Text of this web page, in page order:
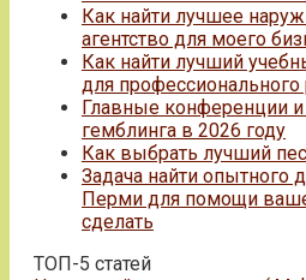
Как найти лучшее
агентство для моего
Как найти лучший
для профессионального
Главные конференции
гемблинга в 2026 году
Как выбрать лучший
Задача найти опытного
Перми для помощи
сделать
ТОП-5 статей